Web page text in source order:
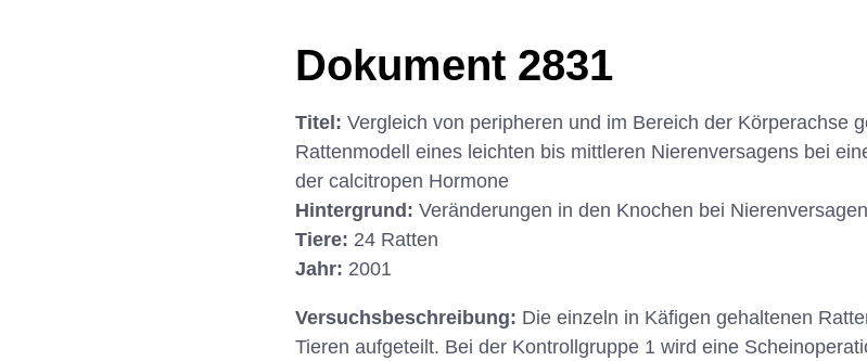
Dokument 2831
Titel: Vergleich von peripheren und im Bereich der Körperachse
Rattenmodell eines leichten bis mittleren Nierenversagens bei
der calcitropen Hormone
Hintergrund: Veränderungen in den Knochen bei Nierenversagen
Tiere: 24 Ratten
Jahr: 2001
Versuchsbeschreibung: Die einzeln in Käfigen gehaltenen
Tieren aufgeteilt. Bei der Kontrollgruppe 1 wird eine